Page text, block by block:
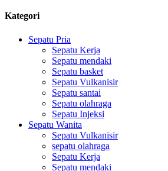
Kategori
Sepatu Pria
Sepatu Kerja
Sepatu mendaki
Sepatu basket
Sepatu Vulkanisir
Sepatu santai
Sepatu olahraga
Sepatu Injeksi
Sepatu Wanita
Sepatu Vulkanisir
sepatu olahraga
Sepatu Kerja
Sepatu mendaki